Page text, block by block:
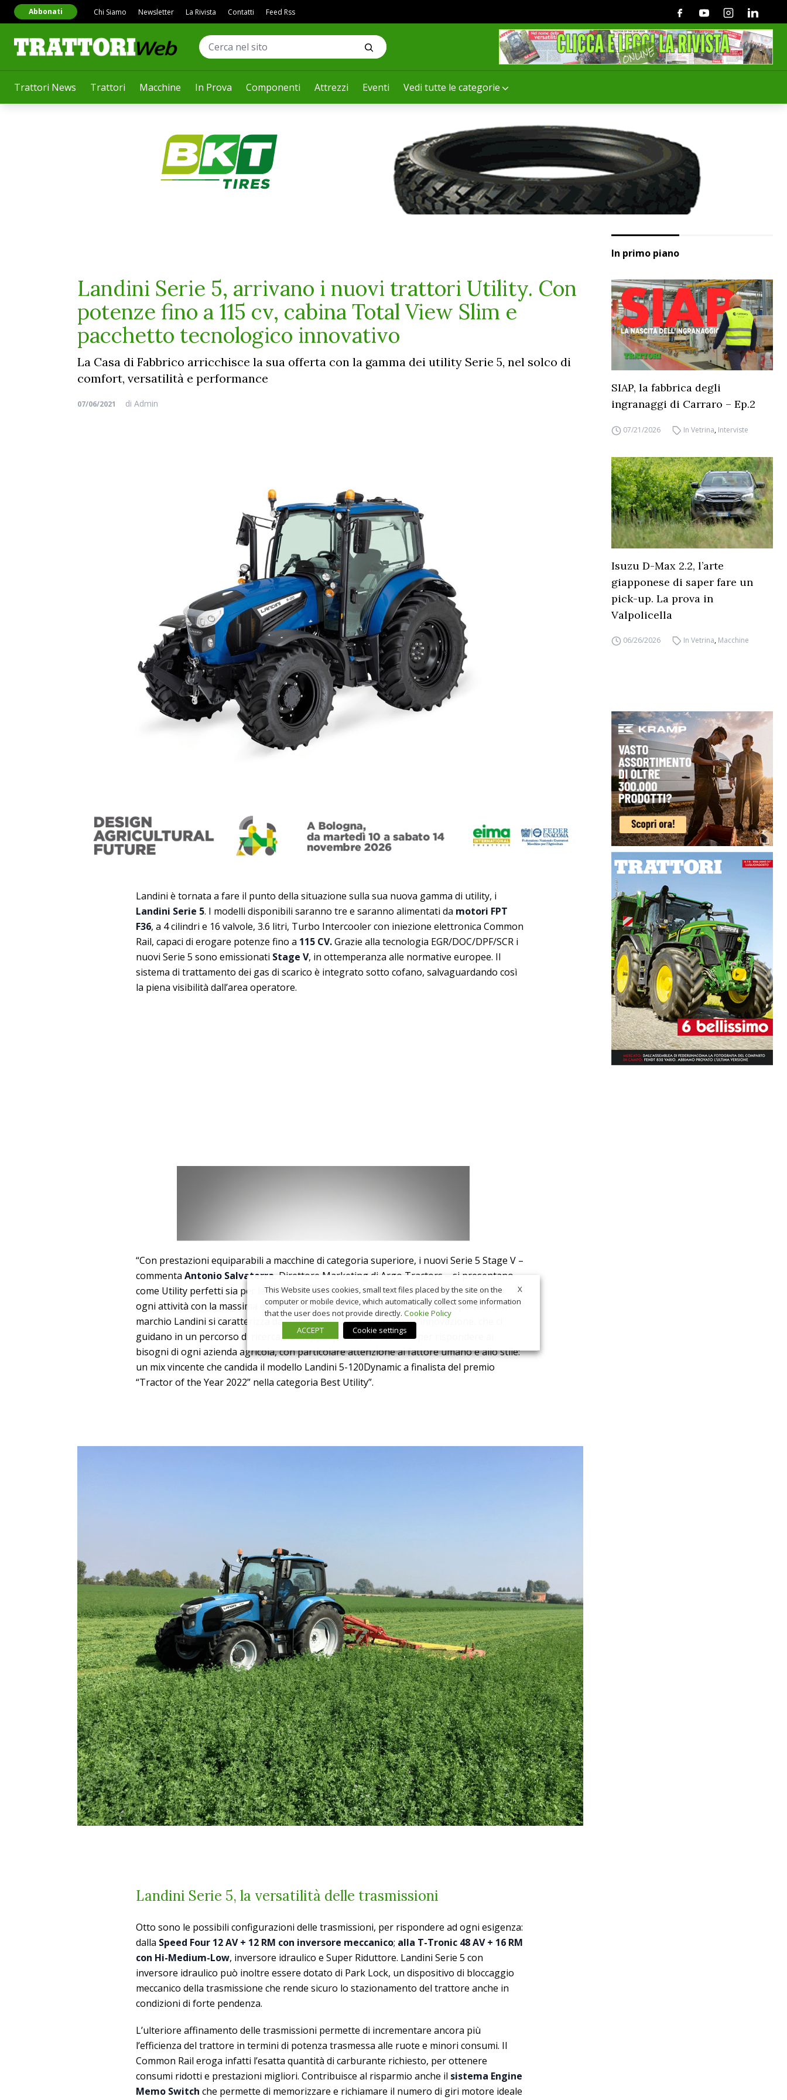
Trattori News Trattori Macchine In Prova Componenti Attrezzi Eventi Vedi tutte le categorie
Abbonati Chi Siamo Newsletter La Rivista Contatti Feed Rss FacebookYoutubeInstagramLinkedin
Landini Serie 5, arrivano i nuovi trattori Utility. Con
potenze fino a 115 cv, cabina Total View Slim e
pacchetto tecnologico innovativo
La Casa di Fabbrico arricchisce la sua offerta con la gamma dei utility Serie 5, nel solco di
comfort, versatilità e performance
07/06/2021 di Admin
Landini è tornata a fare il punto della situazione sulla sua nuova gamma di utility, i
Landini Serie 5. I modelli disponibili saranno tre e saranno alimentati da motori FPT
F36, a 4 cilindri e 16 valvole, 3.6 litri, Turbo Intercooler con iniezione elettronica Common
Rail, capaci di erogare potenze fino a 115 CV.Grazie alla tecnologia EGR/DOC/DPF/SCR i
nuovi Serie 5 sono emissionati Stage V, in ottemperanza alle normative europee. Il
sistema di trattamento dei gas di scarico è integrato sotto cofano, salvaguardando così
la piena visibilità dall’area operatore.
“Con prestazioni equiparabili a macchine di categoria superiore, i nuovi Serie 5 Stage V –
commenta Antonio Salvaterra , Direttore Marketing di Argo Tractors – si presentano
come Utility perfetti sia per le lavorazioni in campo aperto, sia in azienda, svolgendo
ogni attività con la massima efficienza ed offrendo un ottimo comfort all’operatore. Il
marchio Landini si caratterizza da sempre per la passione e per l’innovazione, che ci
guidano in un percorso di ricerca e sviluppo, pensati e realizzati per rispondere ai
bisogni di ogni azienda agricola, con particolare attenzione al fattore umano e allo stile:
un mix vincente che candida il modello Landini 5-120Dynamic a finalista del premio
“Tractor of the Year 2022” nella categoria Best Utility”.
Landini Serie 5, la versatilità delle trasmissioni
Otto sono le possibili configurazioni delle trasmissioni, per rispondere ad ogni esigenza:
dalla Speed Four 12 AV + 12 RM con inversore meccanico; alla T-Tronic 48 AV + 16 RM
con Hi-Medium-Low, inversore idraulico e Super Riduttore. Landini Serie 5 con
inversore idraulico può inoltre essere dotato di Park Lock, un dispositivo di bloccaggio
meccanico della trasmissione che rende sicuro lo stazionamento del trattore anche in
condizioni di forte pendenza.
L’ulteriore affinamento delle trasmissioni permette di incrementare ancora più
l’efficienza del trattore in termini di potenza trasmessa alle ruote e minori consumi. Il
Common Rail eroga infatti l’esatta quantità di carburante richiesto, per ottenere
consumi ridotti e prestazioni migliori. Contribuisce al risparmio anche il sistema Engine
Memo Switch che permette di memorizzare e richiamare il numero di giri motore ideale
In primo piano
SIAP, la fabbrica degli
ingranaggi di Carraro – Ep.2
07/21/2026 In Vetrina, Interviste
Isuzu D-Max 2.2, l’arte
giapponese di saper fare un
pick-up. La prova in
Valpolicella
06/26/2026 In Vetrina, Macchine
X
This Website uses cookies, small text files placed by the site on the
computer or mobile device, which automatically collect some information
that the user does not provide directly. Cookie Policy
ACCEPT
Cookie settings